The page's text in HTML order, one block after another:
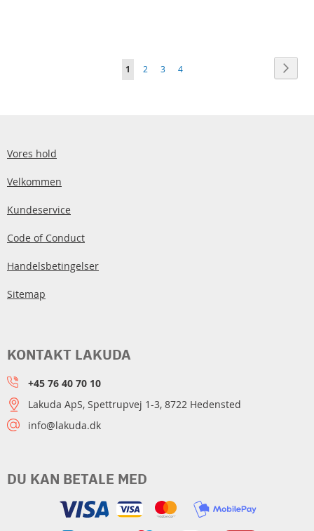
Du
1 Side
2 Side
3 Side
4
Vores hold
Velkommen
Kundeservice
Code of Conduct
Handelsbetingelser
Sitemap
DU KAN BETALE MED
KONTAKT LAKUDA
+45 76 40 70 10
Lakuda ApS, Spettrupvej 1-3, 8722 Hedensted
info@lakuda.dk